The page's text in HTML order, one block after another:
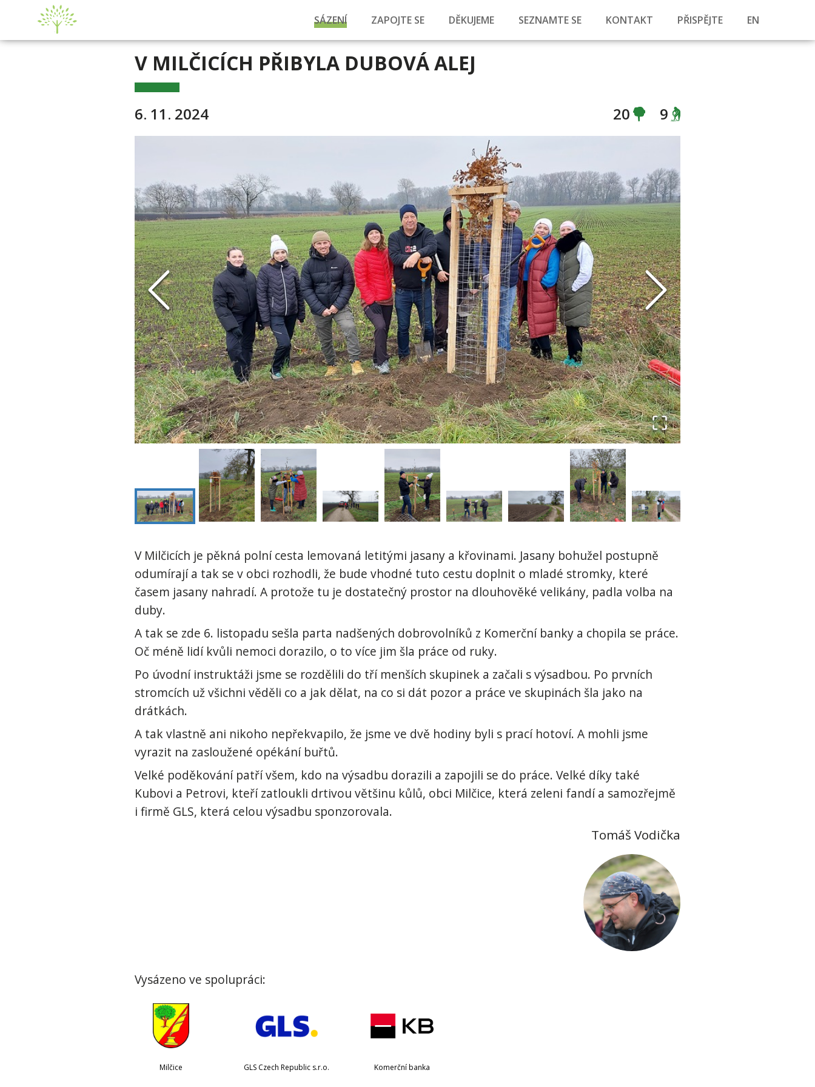
SÁZENÍ ZAPOJTE SE DĚKUJEME SEZNAMTE SE KONTAKT PŘISPĚJTE EN
V MILČICÍCH PŘIBYLA DUBOVÁ ALEJ
6. 11. 2024 20 9
V Milčicích je pěkná polní cesta lemovaná letitými jasany a křovinami. Jasany bohužel postupně
odumírají a tak se v obci rozhodli, že bude vhodné tuto cestu doplnit o mladé stromky, které
časem jasany nahradí. A protože tu je dostatečný prostor na dlouhověké velikány, padla volba na
duby.
A tak se zde 6. listopadu sešla parta nadšených dobrovolníků z Komerční banky a chopila se práce.
Oč méně lidí kvůli nemoci dorazilo, o to více jim šla práce od ruky.
Po úvodní instruktáži jsme se rozdělili do tří menších skupinek a začali s výsadbou. Po prvních
stromcích už všichni věděli co a jak dělat, na co si dát pozor a práce ve skupinách šla jako na
drátkách.
A tak vlastně ani nikoho nepřekvapilo, že jsme ve dvě hodiny byli s prací hotoví. A mohli jsme
vyrazit na zasloužené opékání buřtů.
Velké poděkování patří všem, kdo na výsadbu dorazili a zapojili se do práce. Velké díky také
Kubovi a Petrovi, kteří zatloukli drtivou většinu kůlů, obci Milčice, která zeleni fandí a samozřejmě
i firmě GLS, která celou výsadbu sponzorovala.
Tomáš Vodička
Vysázeno ve spolupráci:
Milčice GLS Czech Republic s.r.o. Komerční banka